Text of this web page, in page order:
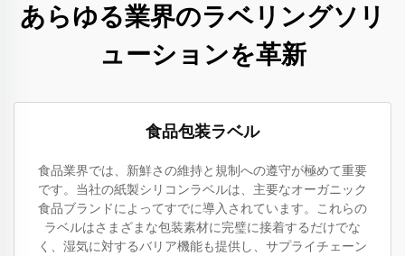
あらゆる業界のラベリングソリ
ューションを革新
食品包装ラベル
食品業界では、新鮮さの維持と規制への遵守が極めて重要
です。当社の紙製シリコンラベルは、主要なオーガニック
食品ブランドによってすでに導入されています。これらの
ラベルはさまざまな包装素材に完璧に接着するだけでな
く、湿気に対するバリア機能も提供し、サプライチェーン